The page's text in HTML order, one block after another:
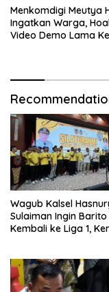
Menkomdigi Meutya
Ingatkan Warga,
Video Demo Lama
Wagub Kalsel
Sulaiman Ingin
Kembali ke Liga 1,